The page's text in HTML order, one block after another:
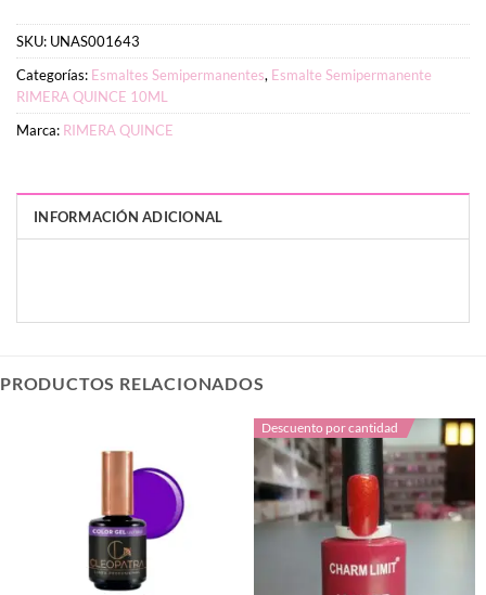
SKU: UNAS001643
Categorías: Esmaltes Semipermanentes, Esmalte Semipermanente
RIMERA QUINCE 10ML
Marca: RIMERA QUINCE
INFORMACIÓN ADICIONAL
PRODUCTOS RELACIONADOS
Descuento por cantidad